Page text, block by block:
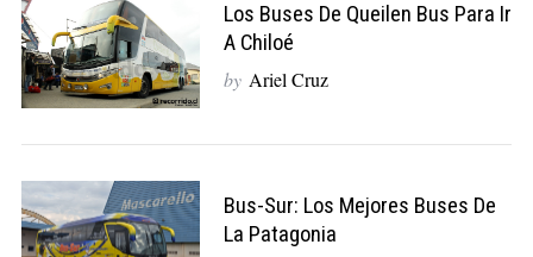
Los Buses De Queilen Bus Para Ir
A Chiloé
by Ariel Cruz
Bus-Sur: Los Mejores Buses De
La Patagonia